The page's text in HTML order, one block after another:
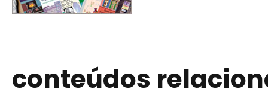
conteúdos